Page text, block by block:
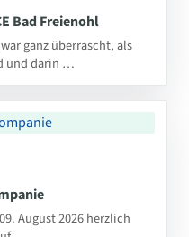
Bad Freienohl
ganz überrascht, als
und darin …
August 2026 herzlich